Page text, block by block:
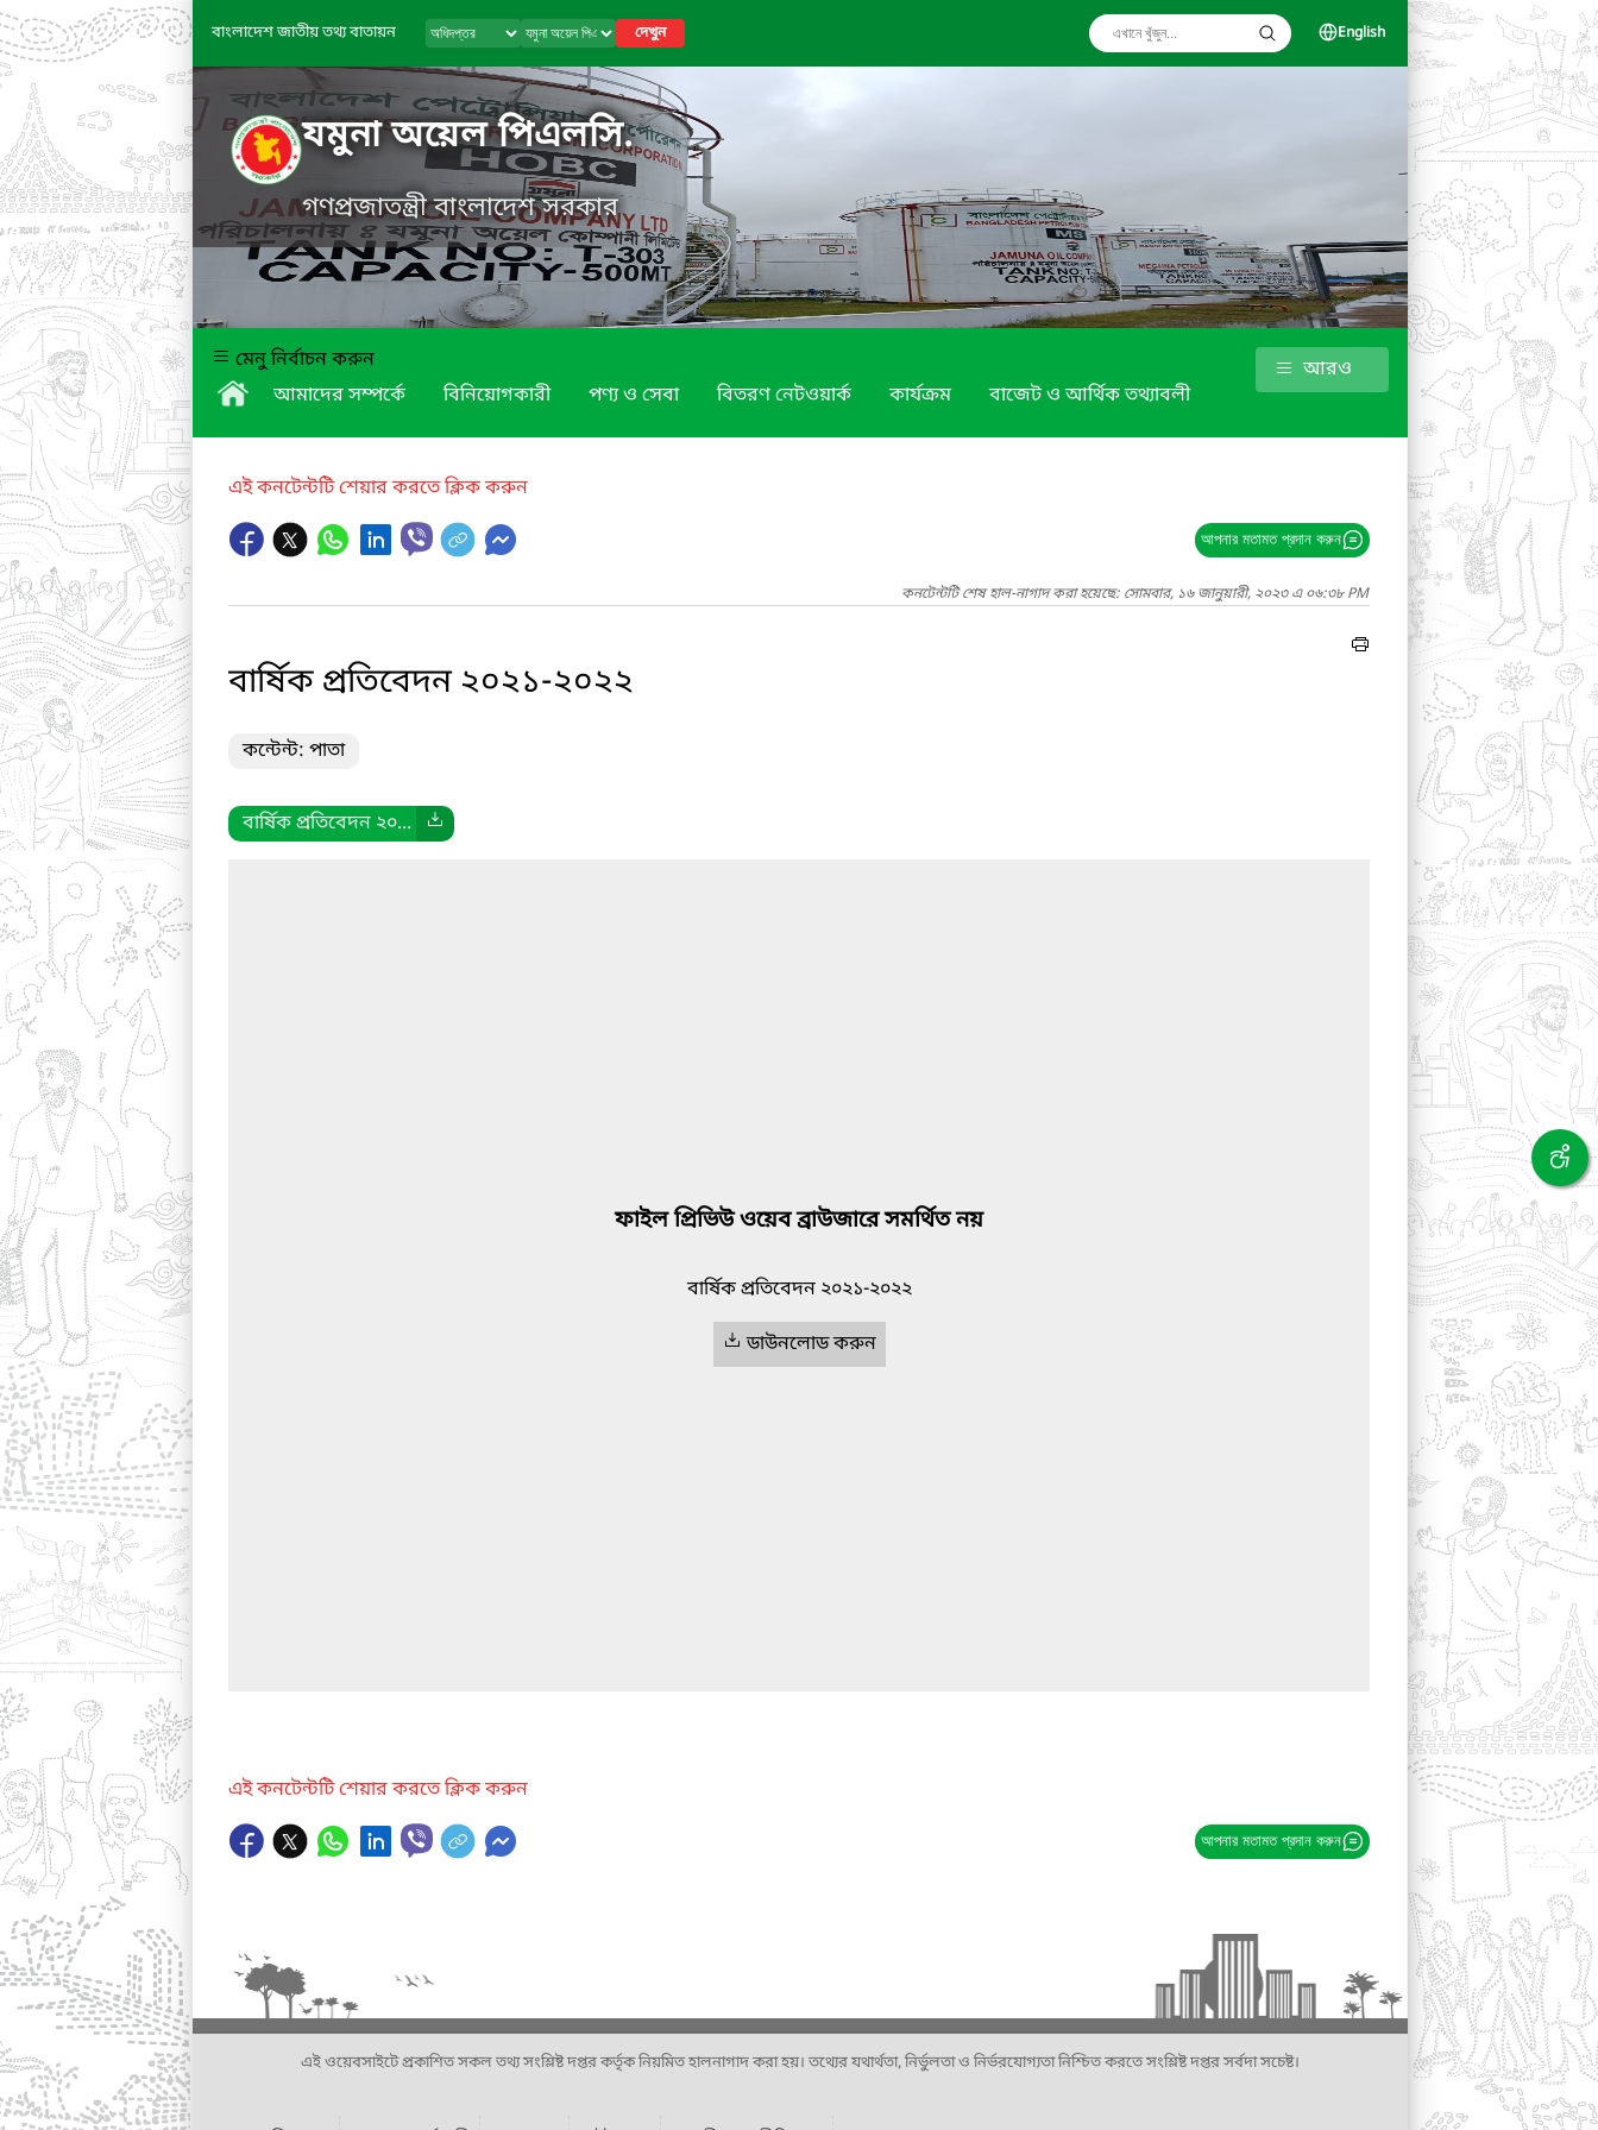
বাংলাদেশ জাতীয় তথ্য বাতায়ন দেখুন English
যমুনা অয়েল পিএলসি.
গণপ্রজাতন্ত্রী বাংলাদেশ সরকার
মেনু নির্বাচন করুন
আমাদের সম্পর্কে
বিনিয়োগকারী পণ্য ও সেবা বিতরণ নেটওয়ার্ক কার্যক্রম বাজেট ও আর্থিক তথ্যাবলী
আরও
এই কনটেন্টটি শেয়ার করতে ক্লিক করুন
আপনার মতামত প্রদান করুন
কনটেন্টটি শেষ হাল-নাগাদ করা হয়েছে: সোমবার, ১৬ জানুয়ারী, ২০২৩ এ ০৬:৩৮ PM
বার্ষিক প্রতিবেদন ২০২১-২০২২
কন্টেন্ট: পাতা
বার্ষিক প্রতিবেদন ২০...
ফাইল প্রিভিউ ওয়েব ব্রাউজারে সমর্থিত নয়
বার্ষিক প্রতিবেদন ২০২১-২০২২
ডাউনলোড করুন
এই কনটেন্টটি শেয়ার করতে ক্লিক করুন
আপনার মতামত প্রদান করুন
এই ওয়েবসাইটে প্রকাশিত সকল তথ্য সংশ্লিষ্ট দপ্তর কর্তৃক নিয়মিত হালনাগাদ করা হয়। তথ্যের যথার্থতা, নির্ভুলতা ও নির্ভরযোগ্যতা নিশ্চিত করতে সংশ্লিষ্ট দপ্তর সর্বদা সচেষ্ট।